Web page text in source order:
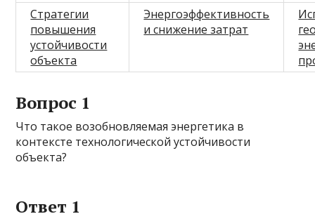
Стратегии
повышения
устойчивости
объекта
Энергоэффективность
и снижение затрат
Вопрос 1
Что такое возобновляемая энергетика в
контексте технологической устойчивости
объекта?
Ответ 1